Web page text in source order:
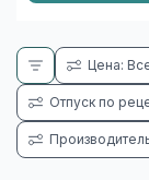
Цена:
Отпуск по